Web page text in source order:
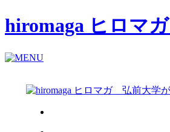
hiromaga ヒロマ